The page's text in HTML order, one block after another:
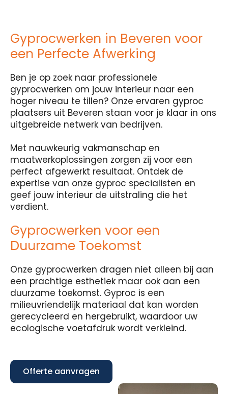
Gyprocwerken in Beveren voor
een Perfecte Afwerking
Ben je op zoek naar professionele
gyprocwerken om jouw interieur naar een
hoger niveau te tillen? Onze ervaren gyproc
plaatsers uit Beveren staan voor je klaar in ons
uitgebreide netwerk van bedrijven.
Met nauwkeurig vakmanschap en
maatwerkoplossingen zorgen zij voor een
perfect afgewerkt resultaat. Ontdek de
expertise van onze gyproc specialisten en
geef jouw interieur de uitstraling die het
verdient.
Gyprocwerken voor een
Duurzame Toekomst
Onze gyprocwerken dragen niet alleen bij aan
een prachtige esthetiek maar ook aan een
duurzame toekomst. Gyproc is een
milieuvriendelijk materiaal dat kan worden
gerecycleerd en hergebruikt, waardoor uw
ecologische voetafdruk wordt verkleind.
Offerte aanvragen